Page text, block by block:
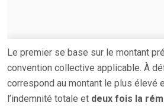
Le premier se base sur le montant
convention collective applicable. À
correspond au montant le plus élevé
l’indemnité totale et deux fois la